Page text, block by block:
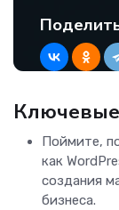
Поймите,
как
создания
бизнеса.